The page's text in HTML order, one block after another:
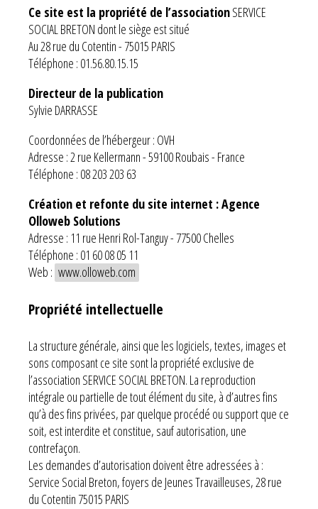
Ce site est la propriété de l’associationSERVICE
SOCIAL BRETON dont le siège est situé
Au 28 rue du Cotentin - 75015 PARIS
Téléphone : 01.56.80.15.15
Directeur de la publication
Sylvie DARRASSE
Coordonnées de l’hébergeur : OVH
Adresse : 2 rue Kellermann - 59100 Roubais - France
Téléphone : 08 203 203 63
Création et refonte du site internet : Agence
Olloweb Solutions
Adresse : 11 rue Henri Rol-Tanguy - 77500 Chelles
Téléphone : 01 60 08 05 11
Web : www.olloweb.com
Propriété intellectuelle
La structure générale, ainsi que les logiciels, textes, images et
sons composant ce site sont la propriété exclusive de
l’association SERVICE SOCIAL BRETON. La reproduction
intégrale ou partielle de tout élément du site, à d’autres fins
qu’à des fins privées, par quelque procédé ou support que ce
soit, est interdite et constitue, sauf autorisation, une
contrefaçon.
Les demandes d’autorisation doivent être adressées à :
Service Social Breton, foyers de Jeunes Travailleuses, 28 rue
du Cotentin 75015 PARIS